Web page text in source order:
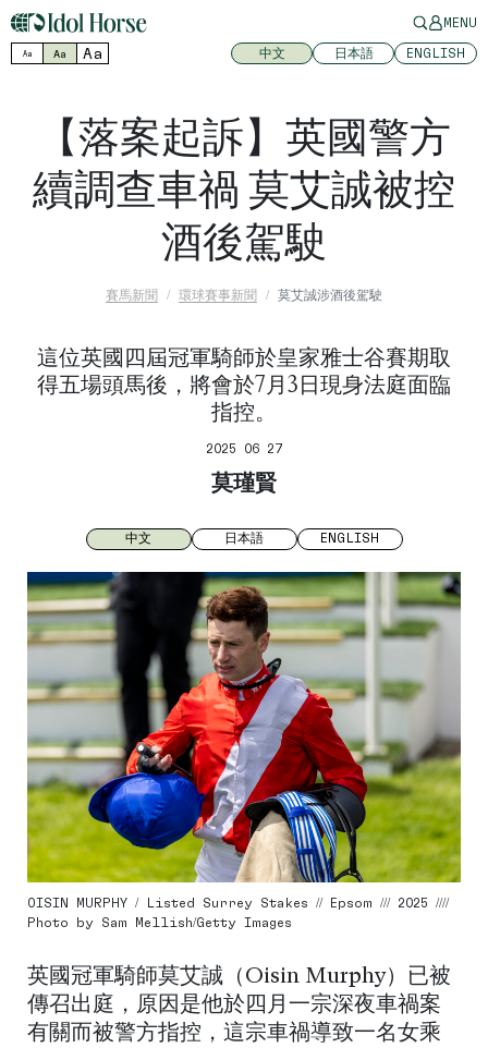
MENU
Aa Aa Aa 中文 日本語 ENGLISH
【落案起訴】英國警方
續調查車禍 莫艾誠被控
酒後駕駛
賽馬新聞 環球賽事新聞 莫艾誠涉酒後駕駛
這位英國四屆冠軍騎師於皇家雅士谷賽期取
得五場頭馬後，將會於7月3日現身法庭面臨
指控。
2025 06 27
莫瑾賢
中文 日本語 ENGLISH
OISIN MURPHY / Listed Surrey Stakes // Epsom /// 2025 ////
Photo by Sam Mellish/Getty Images
英國冠軍騎師莫艾誠（Oisin Murphy）已被
傳召出庭，原因是他於四月一宗深夜車禍案
有關而被警方指控，這宗車禍導致一名女乘